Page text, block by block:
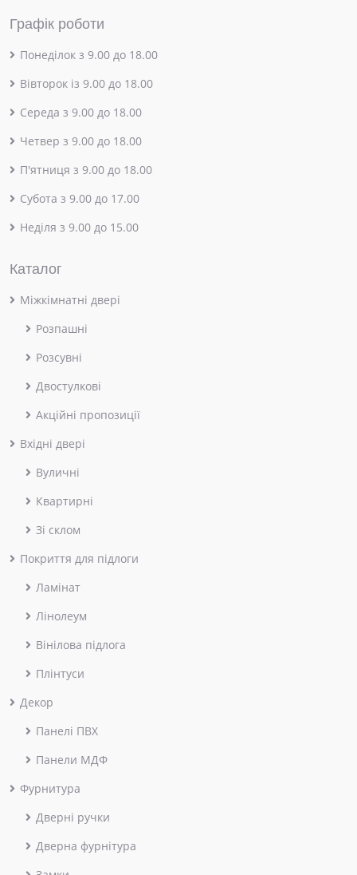
Графік роботи
Понеділок з 9.00 до 18.00
Вівторок із 9.00 до 18.00
Середа з 9.00 до 18.00
Четвер з 9.00 до 18.00
П'ятниця з 9.00 до 18.00
Субота з 9.00 до 17.00
Неділя з 9.00 до 15.00
Каталог
Міжкімнатні двері
Розпашні
Розсувні
Двостулкові
Акційні пропозиції
Вхідні двері
Вуличні
Квартирні
Зі склом
Покриття для підлоги
Ламінат
Лінолеум
Вінілова підлога
Плінтуси
Декор
Панелі ПВХ
Панели МДФ
Фурнитура
Дверні ручки
Дверна фурнітура